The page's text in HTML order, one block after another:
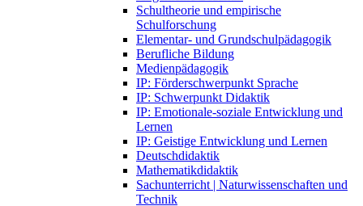
Schultheorie und empirische
Schulforschung
Elementar- und Grundschulpädagogik
Berufliche Bildung
Medienpädagogik
IP: Förderschwerpunkt Sprache
IP: Schwerpunkt Didaktik
IP: Emotionale-soziale Entwicklung und
Lernen
IP: Geistige Entwicklung und Lernen
Deutschdidaktik
Mathematikdidaktik
Sachunterricht | Naturwissenschaften und
Technik